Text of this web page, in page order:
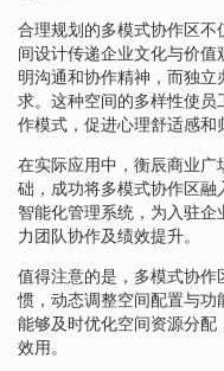
合理规划的多模式协作区
间设计传递企业文化与价
明沟通和协作精神，而独
求。这种空间的多样性使员
作模式，促进心理舒适感和
在实际应用中，衡辰商业
础，成功将多模式协作区融
智能化管理系统，为入驻
力团队协作及绩效提升。
值得注意的是，多模式协作
惯，动态调整空间配置与
能够及时优化空间资源分
效用。